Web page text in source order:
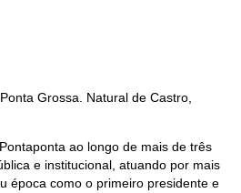
Grossa. Natural de Castro,
ao longo de mais de três
e institucional, atuando por mais
época como o primeiro presidente e